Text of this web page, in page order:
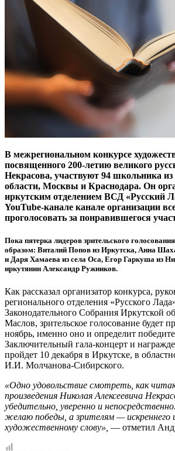
В межрегиональном конкурсе
посвященного 200-летию великого
Некрасова, участвуют 94 школьника
области, Москвы и Краснодара. Он
иркутским отделением ВСД «Русский
YouTube-канале канале организации
проголосовать за понравившегося
Пока пятерка лидеров зрительского
образом: Виталий Попов из Иркутска, Анна
и Даря Хамаева из села Оса, Егор Гаркуша из
иркутянин Александр Ружников.
Как рассказал организатор конкурса,
регионального отделения «Русского
Законодательного Собрания Иркутской
Маслов, зрительское голосование будет
ноябрь, именно оно и определит
Заключительный гала-концерт и
пройдет 10 декабря в Иркутске, в
И.И. Молчанова-Сибирского.
«Одно удовольствие смотреть, как
произведения Николая Алексеевича
убедительно, уверенно и
желаю победы, а зрителям — искреннего
художественному слову», — отметил